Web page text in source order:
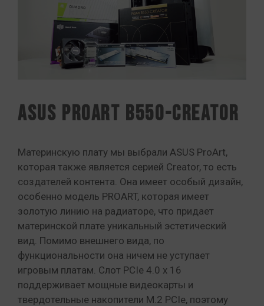
ASUS ProArt B550-CREATOR
Материнскую плату мы выбрали ASUS ProArt,
которая также является серией Creator, то есть
создателей контента. Она имеет особый дизайн,
особенно модель PROART, которая имеет
золотую линию на радиаторе, что придает
материнской плате уникальный эстетический
вид. Помимо внешнего вида, по
функциональности она ничем не уступает
игровым платам. Слот PCIe 4.0 x 16
поддерживает мощные видеокарты и
твердотельные накопители M.2 PCIe, поэтому